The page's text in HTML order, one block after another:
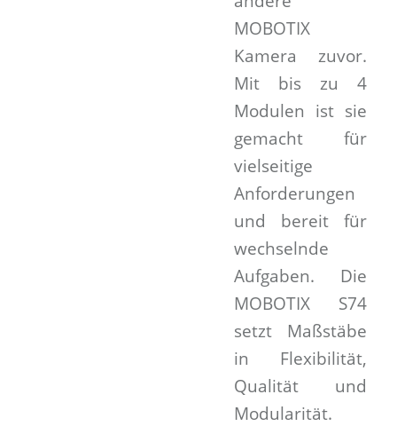
MOBOTIX
Kamera zuvor.
Mit bis zu 4
Modulen ist sie
gemacht für
vielseitige
Anforderungen
und bereit für
wechselnde
Aufgaben. Die
MOBOTIX S74
setzt Maßstäbe
in Flexibilität,
Qualität und
Modularität.